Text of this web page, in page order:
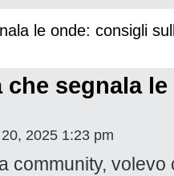
le onde: consigli
che segnala
2025 1:23 pm
community,